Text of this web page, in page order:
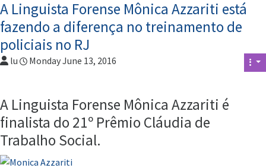
A Linguista Forense Mônica Azzariti está
fazendo a diferença no treinamento de
policiais no RJ
lu Monday June 13, 2016
A Linguista Forense Mônica Azzariti é
finalista do 21º Prêmio Cláudia de
Trabalho Social.